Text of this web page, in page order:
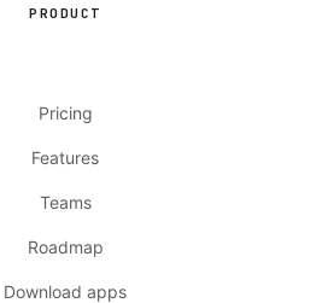
PRODUCT
Pricing
Features
Teams
Roadmap
Download apps